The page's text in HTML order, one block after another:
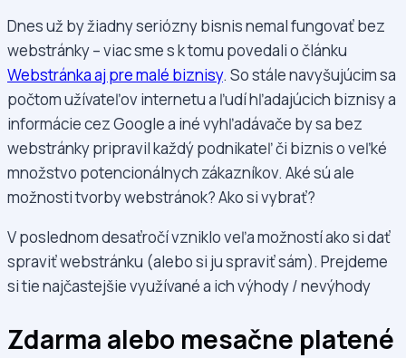
Dnes už by žiadny seriózny bisnis nemal fungovať bez
webstránky – viac sme s k tomu povedali o článku
Webstránka aj pre malé biznisy. So stále navyšujúcim sa
počtom užívateľov internetu a ľudí hľadajúcich biznisy a
informácie cez Google a iné vyhľadávače by sa bez
webstránky pripravil každý podnikateľ či biznis o veľké
množstvo potencionálnych zákazníkov. Aké sú ale
možnosti tvorby webstránok? Ako si vybrať?
V poslednom desaťročí vzniklo veľa možností ako si dať
spraviť webstránku (alebo si ju spraviť sám). Prejdeme
si tie najčastejšie využívané a ich výhody / nevýhody
Zdarma alebo mesačne platené